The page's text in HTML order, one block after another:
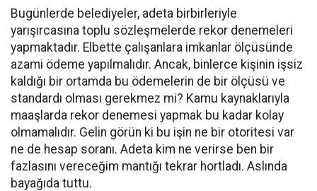
Bugünlerde belediyeler, adeta birbirleriyle
yarışırcasına toplu sözleşmelerde rekor denemeleri
yapmaktadır. Elbette çalışanlara imkanlar ölçüsünde
azami ödeme yapılmalıdır. Ancak, binlerce kişinin işsiz
kaldığı bir ortamda bu ödemelerin de bir ölçüsü ve
standardı olması gerekmez mi? Kamu kaynaklarıyla
maaşlarda rekor denemesi yapmak bu kadar kolay
olmamalıdır. Gelin görün ki bu işin ne bir otoritesi var
ne de hesap soranı. Adeta kim ne verirse ben bir
fazlasını vereceğim mantığı tekrar hortladı. Aslında
bayağıda tuttu.